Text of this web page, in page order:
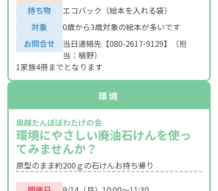
持ち物
エコバック（絵本を入れる袋）
対象
0歳から3歳対象の絵本が多いです
お問合せ
当日連絡先【080-2617-9129】（担
当：植野）
1家族4冊までとなります
環境
奥越たんぽぽわたげの会
環境にやさしい廃油石けんを使っ
てみませんか？
原型のまま約200ｇの石けんお持ち帰り